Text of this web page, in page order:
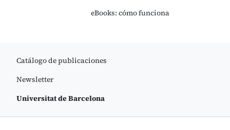
eBooks: cómo funciona
Catálogo de publicaciones
Newsletter
Universitat de Barcelona